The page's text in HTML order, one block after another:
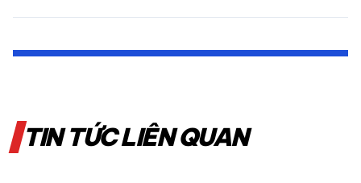
TIN TỨC LIÊN QUAN